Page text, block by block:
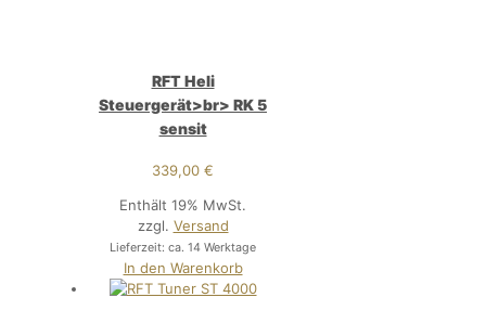
RFT Heli
Steuergerät>br> RK 5
sensit
339,00€
Enthält 19% MwSt.
zzgl. Versand
Lieferzeit: ca. 14 Werktage
In den Warenkorb